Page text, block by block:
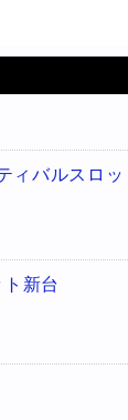
ィバルスロッ
新台